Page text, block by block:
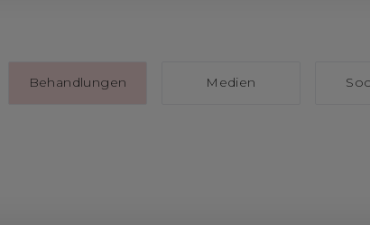
Behandlungen Medien